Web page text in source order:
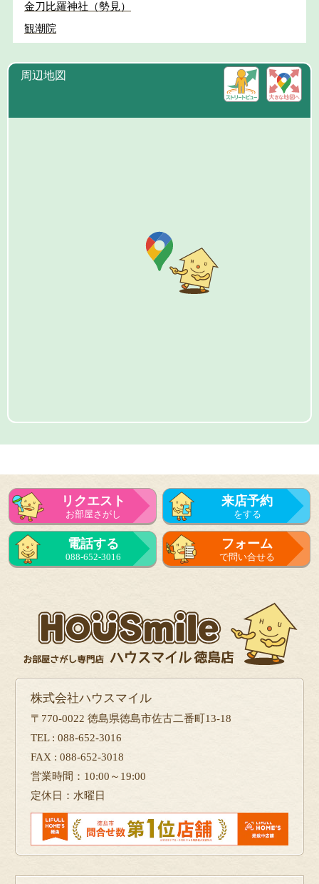
金刀比羅神社（勢見）
観潮院
周辺地図
リクエスト
お部屋さがし
来店予約
をする
電話する
088-652-3016
フォーム
で問い合せる
株式会社ハウスマイル
〒770-0022 徳島県徳島市佐古二番町13-18
TEL : 088-652-3016
FAX : 088-652-3018
営業時間：10:00～19:00
定休日：水曜日